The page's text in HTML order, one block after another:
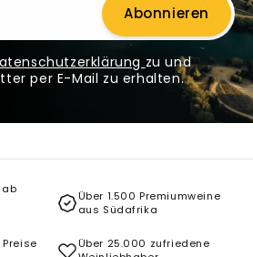
Abonnieren
zu und
per E-Mail zu erhalten.
Über 1.500 Premiumweine
aus Südafrika
Über 25.000 zufriedene